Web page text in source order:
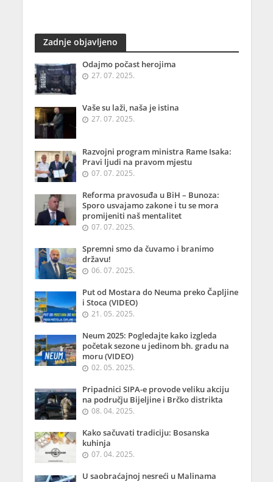
Zadnje objavljeno
Odajmo počast herojima
27. 07. 2025.
Vaše su laži, naša je istina
27. 07. 2025.
Razvojni program ministra Rame Isaka:
Pravi ljudi na pravom mjestu
07. 07. 2025.
Reforma pravosuđa u BiH – Bunoza:
Sporo usvajamo zakone i tu se mora
promijeniti naš mentalitet
07. 07. 2025.
Spremni smo da čuvamo i branimo
državu!
06. 07. 2025.
Put od Mostara do Neuma preko Čapljine
i Stoca (VIDEO)
21. 05. 2025.
Neum 2025: Pogledajte kako izgleda
početak sezone u jedinom bh. gradu na
moru (VIDEO)
02. 05. 2025.
Pripadnici SIPA-e provode veliku akciju
na području Bijeljine i Brčko distrikta
08. 04. 2025.
Kako sačuvati tradiciju: Bosanska
kuhinja
07. 04. 2025.
U saobraćajnoj nesreći u Malinama